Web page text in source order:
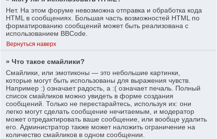
Нет. На этом форуме невозможна отправка и обработка кода
HTML в сообщениях. Большая часть возможностей HTML по
форматированию сообщений может быть реализована с
использованием BBCode.
Вернуться наверх
» Что такое смайлики?
Смайлики, или эмотиконы — это небольшие картинки,
которые могут быть использованы для выражения чувств.
Например :) означает радость, а :( означает печаль. Полный
список смайликов можно увидеть в форме создания
сообщений. Только не перестарайтесь, используя их: они
легко могут сделать сообщение нечитаемым, и модератор
может отредактировать ваше сообщение, или вообще удалить
его. Администратор также может наложить ограничение на
количество смайликов в одном сообщении.